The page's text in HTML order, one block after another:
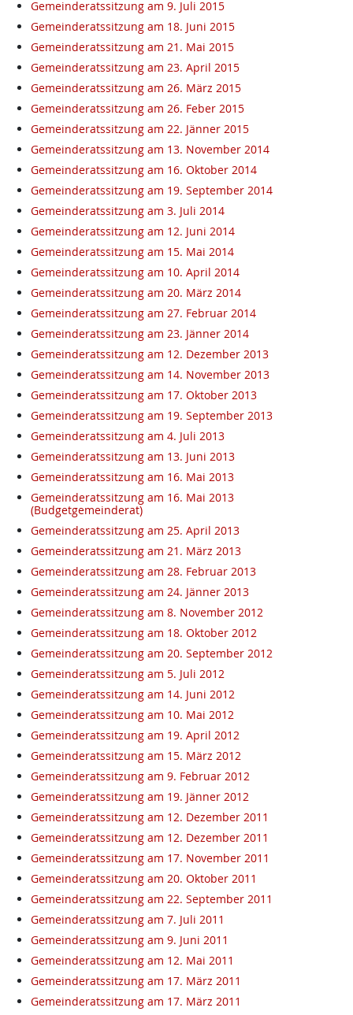
Gemeinderatssitzung am 9. Juli 2015
Gemeinderatssitzung am 18. Juni 2015
Gemeinderatssitzung am 21. Mai 2015
Gemeinderatssitzung am 23. April 2015
Gemeinderatssitzung am 26. März 2015
Gemeinderatssitzung am 26. Feber 2015
Gemeinderatssitzung am 22. Jänner 2015
Gemeinderatssitzung am 13. November 2014
Gemeinderatssitzung am 16. Oktober 2014
Gemeinderatssitzung am 19. September 2014
Gemeinderatssitzung am 3. Juli 2014
Gemeinderatssitzung am 12. Juni 2014
Gemeinderatssitzung am 15. Mai 2014
Gemeinderatssitzung am 10. April 2014
Gemeinderatssitzung am 20. März 2014
Gemeinderatssitzung am 27. Februar 2014
Gemeinderatssitzung am 23. Jänner 2014
Gemeinderatssitzung am 12. Dezember 2013
Gemeinderatssitzung am 14. November 2013
Gemeinderatssitzung am 17. Oktober 2013
Gemeinderatssitzung am 19. September 2013
Gemeinderatssitzung am 4. Juli 2013
Gemeinderatssitzung am 13. Juni 2013
Gemeinderatssitzung am 16. Mai 2013
Gemeinderatssitzung am 16. Mai 2013
(Budgetgemeinderat)
Gemeinderatssitzung am 25. April 2013
Gemeinderatssitzung am 21. März 2013
Gemeinderatssitzung am 28. Februar 2013
Gemeinderatssitzung am 24. Jänner 2013
Gemeinderatssitzung am 8. November 2012
Gemeinderatssitzung am 18. Oktober 2012
Gemeinderatssitzung am 20. September 2012
Gemeinderatssitzung am 5. Juli 2012
Gemeinderatssitzung am 14. Juni 2012
Gemeinderatssitzung am 10. Mai 2012
Gemeinderatssitzung am 19. April 2012
Gemeinderatssitzung am 15. März 2012
Gemeinderatssitzung am 9. Februar 2012
Gemeinderatssitzung am 19. Jänner 2012
Gemeinderatssitzung am 12. Dezember 2011
Gemeinderatssitzung am 12. Dezember 2011
Gemeinderatssitzung am 17. November 2011
Gemeinderatssitzung am 20. Oktober 2011
Gemeinderatssitzung am 22. September 2011
Gemeinderatssitzung am 7. Juli 2011
Gemeinderatssitzung am 9. Juni 2011
Gemeinderatssitzung am 12. Mai 2011
Gemeinderatssitzung am 17. März 2011
Gemeinderatssitzung am 17. März 2011